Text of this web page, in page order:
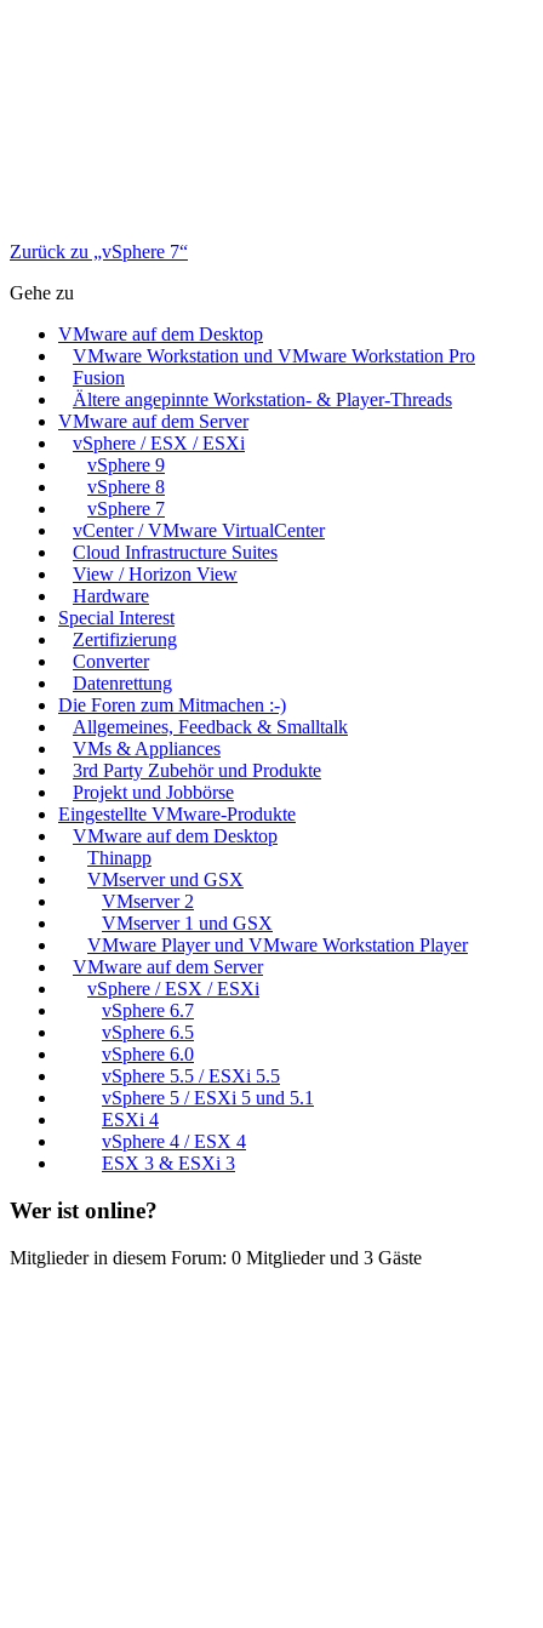
Zurück zu „vSphere 7“
Gehe zu
VMware auf dem Desktop
VMware Workstation und VMware Workstation Pro
Fusion
Ältere angepinnte Workstation- & Player-Threads
VMware auf dem Server
vSphere / ESX / ESXi
vSphere 9
vSphere 8
vSphere 7
vCenter / VMware VirtualCenter
Cloud Infrastructure Suites
View / Horizon View
Hardware
Special Interest
Zertifizierung
Converter
Datenrettung
Die Foren zum Mitmachen :-)
Allgemeines, Feedback & Smalltalk
VMs & Appliances
3rd Party Zubehör und Produkte
Projekt und Jobbörse
Eingestellte VMware-Produkte
VMware auf dem Desktop
Thinapp
VMserver und GSX
VMserver 2
VMserver 1 und GSX
VMware Player und VMware Workstation Player
VMware auf dem Server
vSphere / ESX / ESXi
vSphere 6.7
vSphere 6.5
vSphere 6.0
vSphere 5.5 / ESXi 5.5
vSphere 5 / ESXi 5 und 5.1
ESXi 4
vSphere 4 / ESX 4
ESX 3 & ESXi 3
Wer ist online?
Mitglieder in diesem Forum: 0 Mitglieder und 3 Gäste